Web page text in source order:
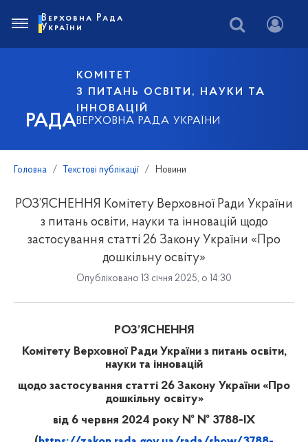
РАДА
КОМІТЕТ
З ПИТАНЬ ОСВІТИ, НАУКИ ТА
ІННОВАЦІЙ
ВЕРХОВНА РАДА УКРАЇНИ
Верховна Рада
України
Головна Текстові публікації Новини
РОЗ’ЯСНЕННЯ Комітету Верховної Ради України
з питань освіти, науки та інновацій щодо
застосування статті 26 Закону України «Про
дошкільну освіту»
Опубліковано 13 січня 2025, о 14:30
РОЗ’ЯСНЕННЯ
Комітету Верховної Ради України з питань освіти,
науки та інновацій
щодо застосування статті 26 Закону України «Про
дошкільну освіту»
від 6 червня 2024 року № № 3788-IX